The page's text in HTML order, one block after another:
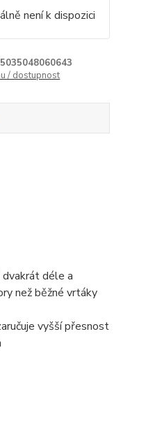
není k dispozici
5035048060643
/ dostupnost
dvakrát déle a
než běžné vrtáky
vyšší přesnost